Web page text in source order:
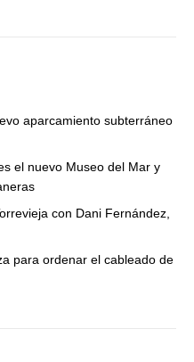
aparcamiento subterráneo
el nuevo Museo del Mar y
con Dani Fernández,
para ordenar el cableado de